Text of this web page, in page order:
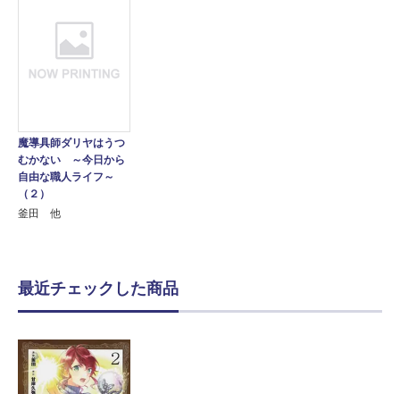
魔導具師ダリヤはうつ
むかない ～今日から
自由な職人ライフ～
（２）
釜田 他
最近チェックした商品